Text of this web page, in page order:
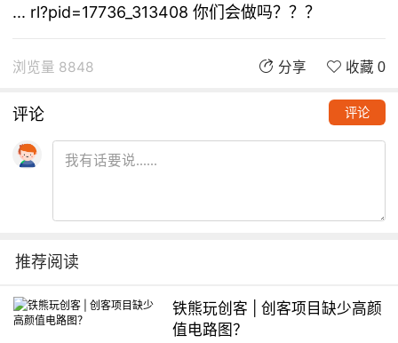
... rl?pid=17736_313408 你们会做吗？？？
浏览量 8848 分享 收藏 0
评论 评论
推荐阅读
铁熊玩创客 | 创客项目缺少高颜
值电路图？